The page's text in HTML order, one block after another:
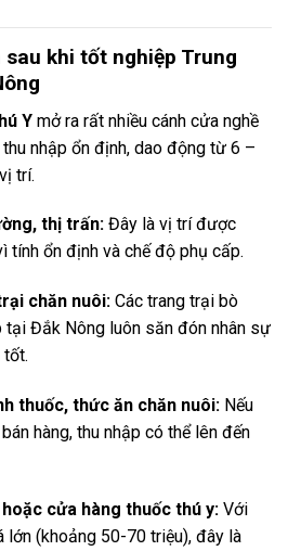
sau khi tốt nghiệp Trung
Y mở ra rất nhiều cánh cửa nghề
nhập ổn định, dao động từ 6 –
trí.
thị trấn:Đây là vị trí được
tính ổn định và chế độ phụ cấp.
chăn nuôi:Các trang trại bò
tại Đắk Nông luôn săn đón nhân sự
tốt.
thuốc, thức ăn chăn nuôi:Nếu
hàng, thu nhập có thể lên đến
cửa hàng thuốc thú y:Với
lớn (khoảng 50-70 triệu), đây là